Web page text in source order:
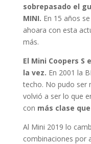
sobrepasado el
MINI. En 15 años
ahoara con esta
más.
El Mini Coopers S
la vez. En 2001 la
techo. No pudo ser
volvió a ser lo que
con más clase
Al Mini 2019 lo
combinaciones por